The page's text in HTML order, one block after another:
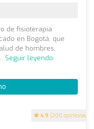
4.9 (200 opiniones)
de fisioterapia
en Bogotá, que
de hombres,
Seguir leyendo